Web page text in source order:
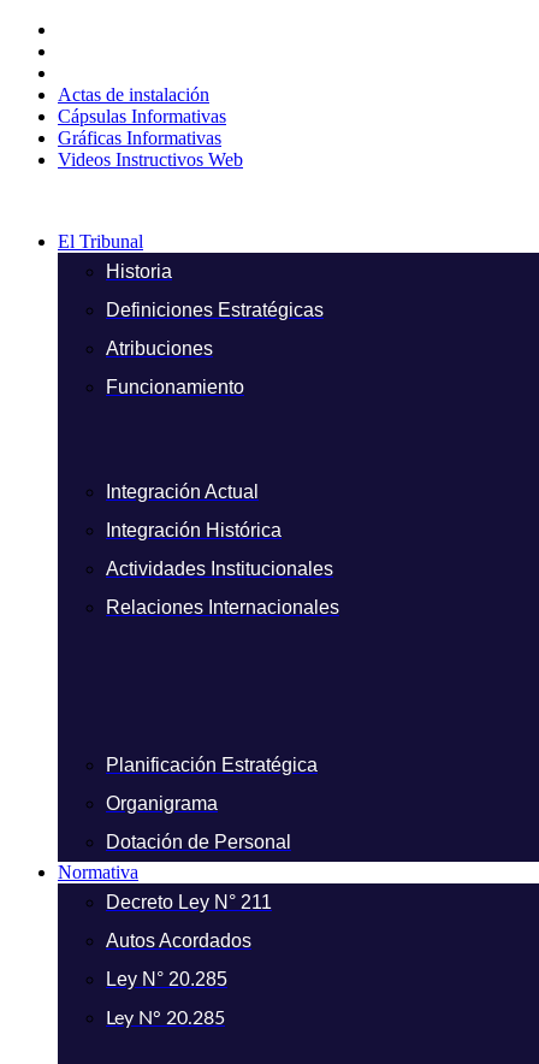
contenido
Actas de instalación
Cápsulas Informativas
Gráficas Informativas
Videos Instructivos Web
El Tribunal
Historia
Definiciones Estratégicas
Atribuciones
Funcionamiento
Integración Actual
Integración Histórica
Actividades Institucionales
Relaciones Internacionales
Planificación Estratégica
Organigrama
Dotación de Personal
Normativa
Decreto Ley N° 211
Autos Acordados
Ley N° 20.285
Ley N° 20.285